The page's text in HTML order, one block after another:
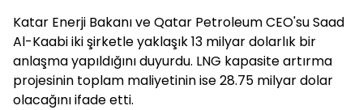
Katar Enerji Bakanı ve Qatar Petroleum CEO'su Saad
Al-Kaabi iki şirketle yaklaşık 13 milyar dolarlık bir
anlaşma yapıldığını duyurdu. LNG kapasite artırma
projesinin toplam maliyetinin ise 28.75 milyar dolar
olacağını ifade etti.